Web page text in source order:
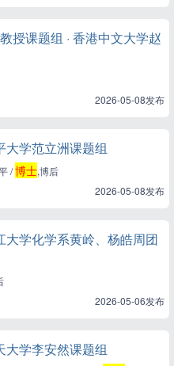
授课题组 · 香港中文大学赵
2026-05-08发布
大学范立洲课题组
/博士,博后
2026-05-08发布
大学化学系黄岭、杨皓周团
2026-05-06发布
大学李安然课题组